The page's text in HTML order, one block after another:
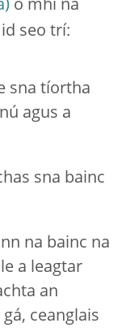
ó mhí na
seo trí:
sna tíortha
agus a
sna bainc
na bainc na
a leagtar
an
ceanglais